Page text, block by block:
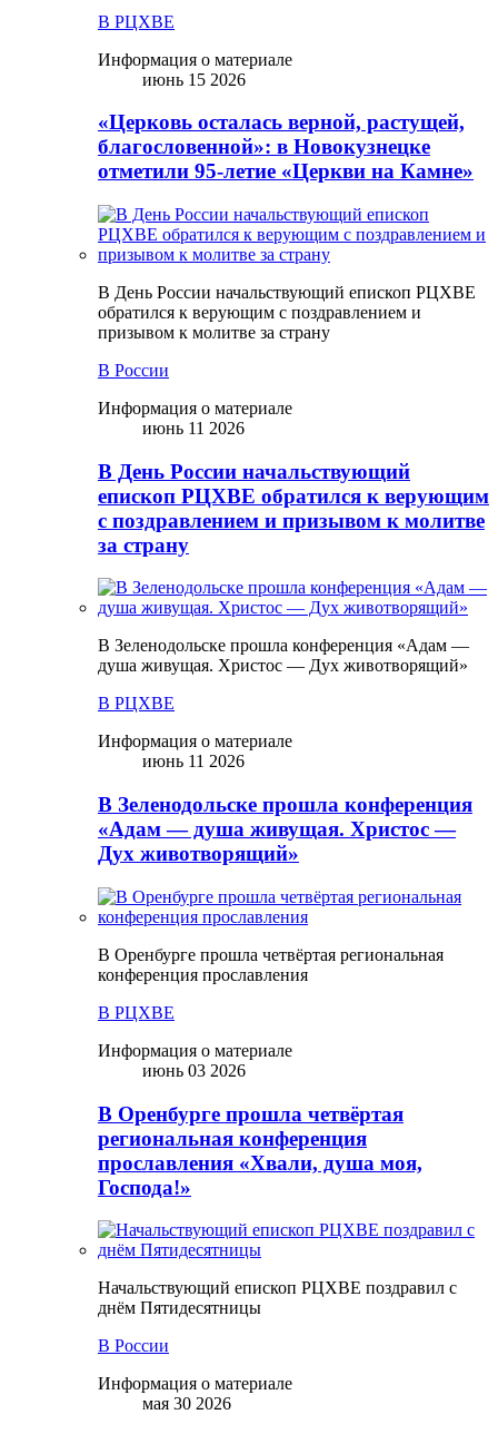
В РЦХВЕ
Информация о материале
июнь 15 2026
«Церковь осталась верной, растущей,
благословенной»: в Новокузнецке
отметили 95-летие «Церкви на Камне»
В День России начальствующий епископ РЦХВЕ
обратился к верующим с поздравлением и
призывом к молитве за страну
В России
Информация о материале
июнь 11 2026
В День России начальствующий
епископ РЦХВЕ обратился к верующим
с поздравлением и призывом к молитве
за страну
В Зеленодольске прошла конференция «Адам —
душа живущая. Христос — Дух животворящий»
В РЦХВЕ
Информация о материале
июнь 11 2026
В Зеленодольске прошла конференция
«Адам — душа живущая. Христос —
Дух животворящий»
В Оренбурге прошла четвёртая региональная
конференция прославления
В РЦХВЕ
Информация о материале
июнь 03 2026
В Оренбурге прошла четвёртая
региональная конференция
прославления «Хвали, душа моя,
Господа!»
Начальствующий епископ РЦХВЕ поздравил с
днём Пятидесятницы
В России
Информация о материале
мая 30 2026